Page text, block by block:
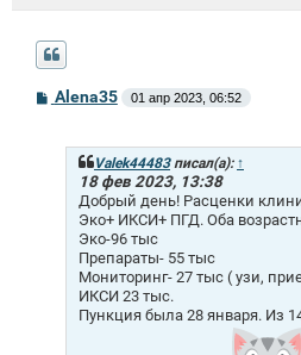
С
Alena35 01 апр 2023, 06:52
Valek44483писал(а): ↑
18 фев 2023, 13:38
Добрый день! Расценки
Эко+ ИКСИ+ ПГД. Оба
Эко-96 тыс
Препараты- 55 тыс
Мониторинг- 27 тыс ( узи,
ИКСИ 23 тыс.
Пункция была 28 января. Из